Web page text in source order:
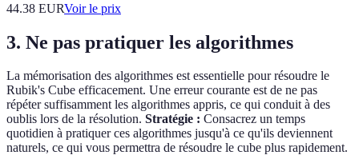
44.38 EURVoir le prix
3. Ne pas pratiquer les algorithmes
La mémorisation des algorithmes est essentielle pour résoudre le
Rubik's Cube efficacement. Une erreur courante est de ne pas
répéter suffisamment les algorithmes appris, ce qui conduit à des
oublis lors de la résolution. Stratégie : Consacrez un temps
quotidien à pratiquer ces algorithmes jusqu'à ce qu'ils deviennent
naturels, ce qui vous permettra de résoudre le cube plus rapidement.